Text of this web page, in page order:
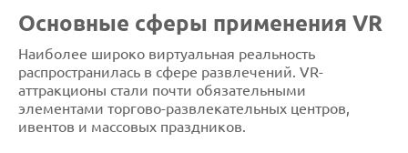
Основные сферы применения VR
Наиболее широко виртуальная реальность
распространилась в сфере развлечений. VR-
аттракционы стали почти обязательными
элементами торгово-развлекательных центров,
ивентов и массовых праздников.